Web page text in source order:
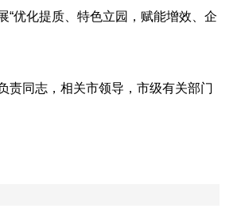
优化提质、特色立园，赋能增效、企
责同志，相关市领导，市级有关部门